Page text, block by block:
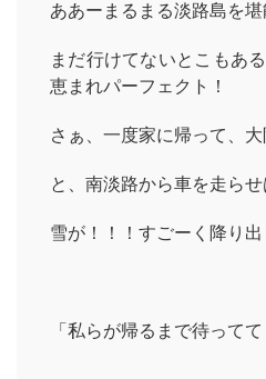
ああーまるまる淡路島を堪
まだ行けてないとこもあ
恵まれパーフェクト！
さぁ、一度家に帰って、大
と、南淡路から車を走ら
雪が！！！すごーく降り出
「私らが帰るまで待って